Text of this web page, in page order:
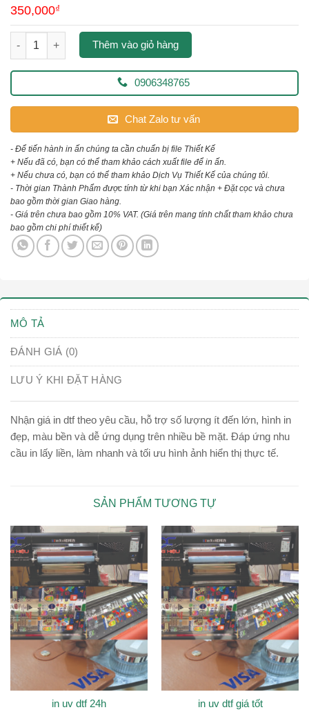
350,000₫
giá in dtf số lượngThêm vào giỏ hàng
0906348765
Chat Zalo tư vấn
- Để tiến hành in ấn chúng ta cần chuẩn bị file Thiết Kế
+ Nếu đã có, bạn có thể tham khảo cách xuất file để in ấn.
+ Nếu chưa có, bạn có thể tham khảo Dịch Vụ Thiết Kế của chúng tôi.
- Thời gian Thành Phẩm được tính từ khi bạn Xác nhận + Đặt cọc và chưa
bao gồm thời gian Giao hàng.
- Giá trên chưa bao gồm 10% VAT. (Giá trên mang tính chất tham khảo chưa
bao gồm chi phí thiết kế)
MÔ TẢ
ĐÁNH GIÁ (0)
LƯU Ý KHI ĐẶT HÀNG
Nhận giá in dtf theo yêu cầu, hỗ trợ số lượng ít đến lớn, hình in
đẹp, màu bền và dễ ứng dụng trên nhiều bề mặt. Đáp ứng nhu
cầu in lấy liền, làm nhanh và tối ưu hình ảnh hiển thị thực tế.
SẢN PHẨM TƯƠNG TỰ
in uv dtf 24h
in uv dtf giá tốt